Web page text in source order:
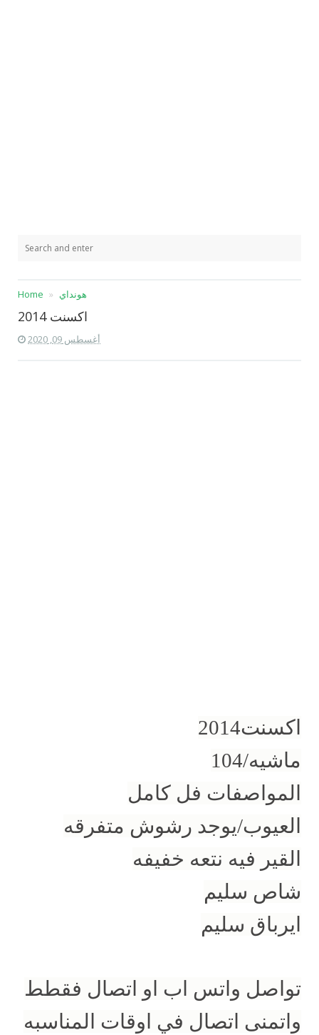
Home هونداي
اكسنت 2014
أغسطس 09, 2020
اكسنت2014
ماشيه/104
المواصفات فل كامل
العيوب/يوجد رشوش متفرقه
القير فيه نتعه خفيفه
شاص سليم
ايرباق سليم
تواصل واتس اب او اتصال فقطط
واتمنى اتصال في اوقات المناسبه